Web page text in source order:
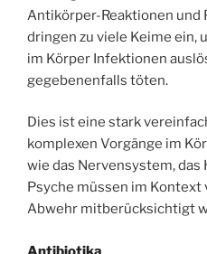
Antikörper-Reaktionen und
dringen zu viele Keime ein,
im Körper Infektionen
gegebenenfalls töten.
Dies ist eine stark
komplexen Vorgänge im
wie das Nervensystem,
Psyche müssen im
Abwehr mitberücksichtigt